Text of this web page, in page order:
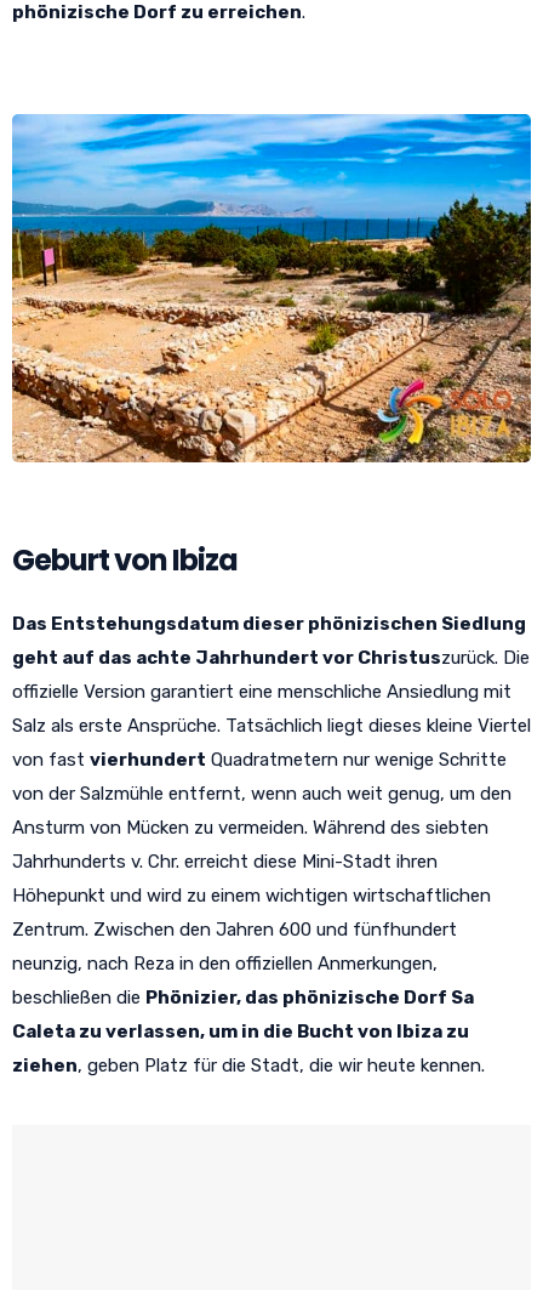
phönizische Dorf zu erreichen.
Geburt von Ibiza
Das Entstehungsdatum dieser phönizischen Siedlung
geht auf das achte Jahrhundert vor Christuszurück. Die
offizielle Version garantiert eine menschliche Ansiedlung mit
Salz als erste Ansprüche. Tatsächlich liegt dieses kleine Viertel
von fast vierhundert Quadratmetern nur wenige Schritte
von der Salzmühle entfernt, wenn auch weit genug, um den
Ansturm von Mücken zu vermeiden. Während des siebten
Jahrhunderts v. Chr. erreicht diese Mini-Stadt ihren
Höhepunkt und wird zu einem wichtigen wirtschaftlichen
Zentrum. Zwischen den Jahren 600 und fünfhundert
neunzig, nach Reza in den offiziellen Anmerkungen,
beschließen die Phönizier, das phönizische Dorf Sa
Caleta zu verlassen, um in die Bucht von Ibiza zu
ziehen, geben Platz für die Stadt, die wir heute kennen.